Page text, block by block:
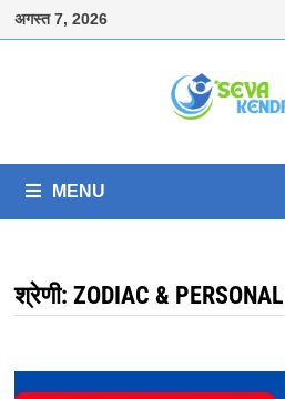
Skip
अगस्त 7, 2026
MENU
श्रेणी: ZODIAC &